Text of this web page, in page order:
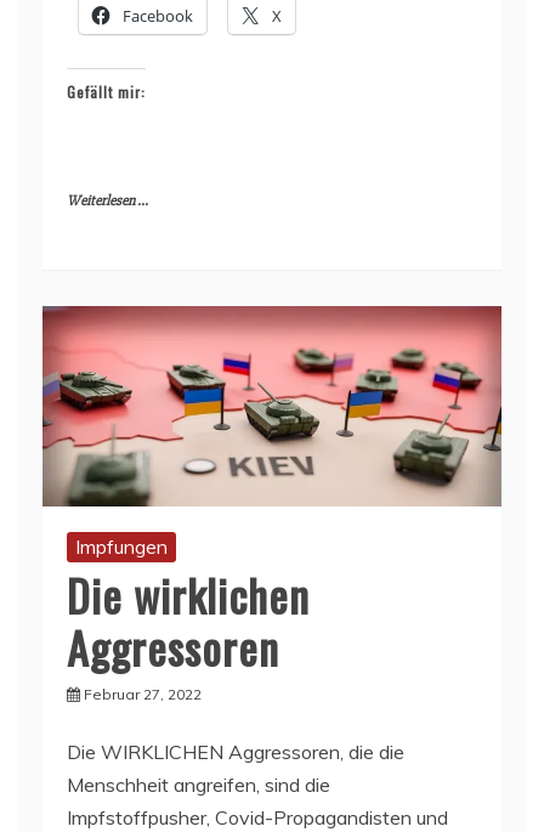
Facebook X
Gefällt mir:
Weiterlesen ...
Impfungen
Die wirklichen
Aggressoren
Februar 27, 2022
Die WIRKLICHEN Aggressoren, die die
Menschheit angreifen, sind die
Impfstoffpusher, Covid-Propagandisten und